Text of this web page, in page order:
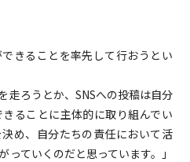
きることを率先して行おうとい
走ろうとか、SNSへの投稿は自分
ることに主体的に取り組んでい
め、自分たちの責任において活
ていくのだと思っています。」